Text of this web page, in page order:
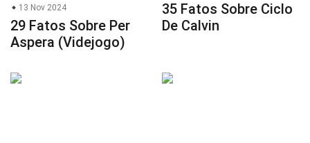
13 Nov 2024
29 Fatos Sobre Per
Aspera (Videjogo)
35 Fatos Sobre Ciclo
De Calvin